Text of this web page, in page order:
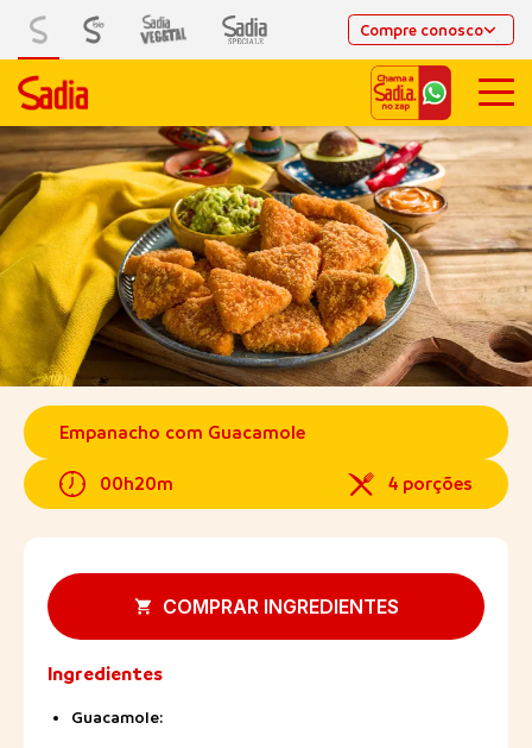
Compre conosco
Empanacho com Guacamole
00h20m 4 porções
COMPRAR INGREDIENTES
Ingredientes
Guacamole: